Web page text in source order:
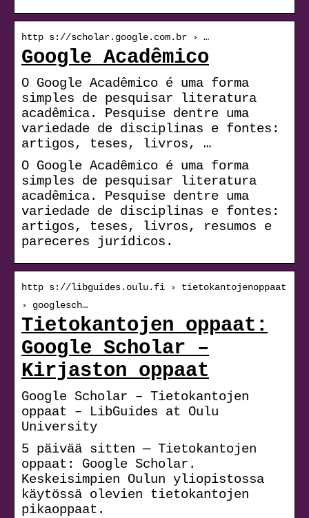
http s://scholar.google.com.br › …
Google Acadêmico
O Google Acadêmico é uma forma
simples de pesquisar literatura
acadêmica. Pesquise dentre uma
variedade de disciplinas e fontes:
artigos, teses, livros, …
O Google Acadêmico é uma forma
simples de pesquisar literatura
acadêmica. Pesquise dentre uma
variedade de disciplinas e fontes:
artigos, teses, livros, resumos e
pareceres jurídicos.
http s://libguides.oulu.fi › tietokantojenoppaat
› googlesch…
Tietokantojen oppaat:
Google Scholar –
Kirjaston oppaat
Google Scholar – Tietokantojen
oppaat – LibGuides at Oulu
University
5 päivää sitten — Tietokantojen
oppaat: Google Scholar.
Keskeisimpien Oulun yliopistossa
käytössä olevien tietokantojen
pikaoppaat.